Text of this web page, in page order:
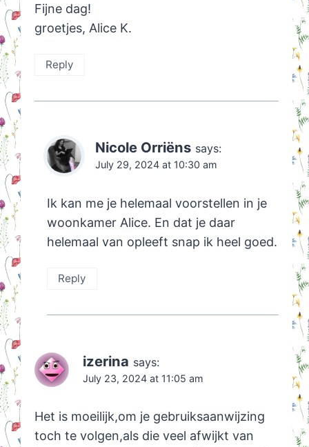
Fijne dag!
groetjes, Alice K.
Reply
Nicole Orriëns says:
July 29, 2024 at 10:30 am
Ik kan me je helemaal voorstellen in je
woonkamer Alice. En dat je daar
helemaal van opleeft snap ik heel goed.
Reply
izerina says:
July 23, 2024 at 11:05 am
Het is moeilijk,om je gebruiksaanwijzing
toch te volgen,als die veel afwijkt van